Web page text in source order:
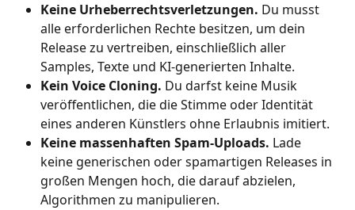
Keine Urheberrechtsverletzungen. Du musst
alle erforderlichen Rechte besitzen, um dein
Release zu vertreiben, einschließlich aller
Samples, Texte und KI-generierten Inhalte.
Kein Voice Cloning. Du darfst keine Musik
veröffentlichen, die die Stimme oder Identität
eines anderen Künstlers ohne Erlaubnis imitiert.
Keine massenhaften Spam-Uploads. Lade
keine generischen oder spamartigen Releases in
großen Mengen hoch, die darauf abzielen,
Algorithmen zu manipulieren.